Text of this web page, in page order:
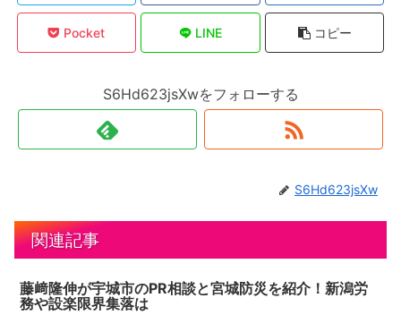
Pocket LINE コピー
S6Hd623jsXwをフォローする
S6Hd623jsXw
関連記事
藤﨑隆伸が宇城市のPR相談と宮城防災を紹介！新潟労
務や設楽限界集落は